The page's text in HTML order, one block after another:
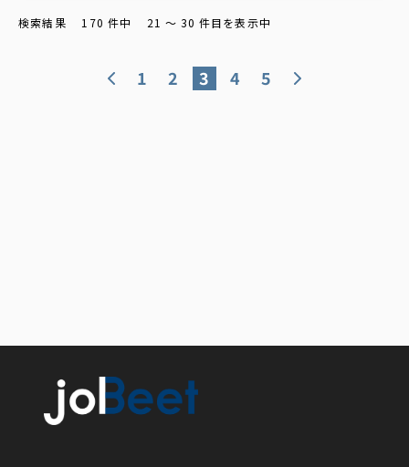
検索結果 170 件中 21 〜 30 件目を表示中
1 2 3 4 5